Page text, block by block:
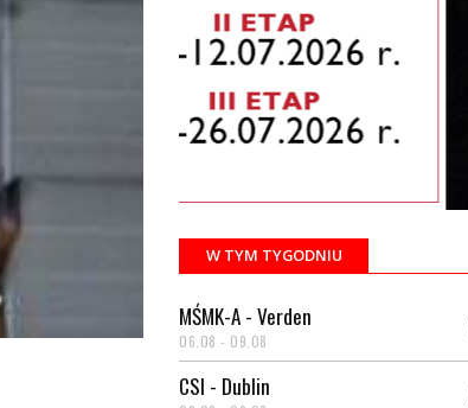
W TYM TYGODNIU
MŚMK-A - Verden
06.08 - 09.08
CSI - Dublin